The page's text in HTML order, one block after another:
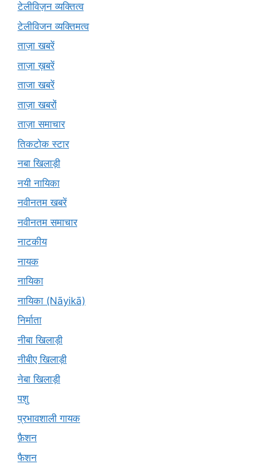
टेलीविज़न व्यक्तित्व
टेलीविजन व्यक्तिमत्व
ताज़ा खबरें
ताज़ा ख़बरें
ताजा खबरें
ताज़ा खबरों
ताज़ा समाचार
तिकटोक स्टार
नबा खिलाड़ी
नयी नायिका
नवीनतम खबरें
नवीनतम समाचार
नाटकीय
नायक
नायिका
नायिका (Nāyikā)
निर्माता
नीबा खिलाड़ी
नीबीए खिलाड़ी
नेबा खिलाड़ी
पशु
प्रभावशाली गायक
फ़ैशन
फैशन